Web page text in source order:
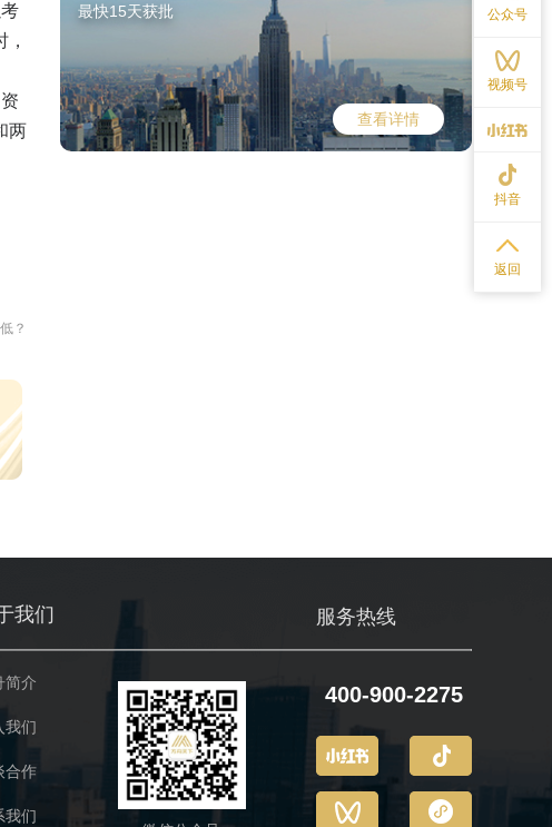
两
？
最快15天获批
查看详情
我们
简介
我们
合作
我们
服务热线
400-900-2275
公众号
视频号
抖音
返回